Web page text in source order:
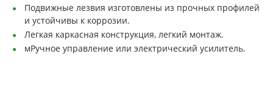
Подвижные лезвия изготовлены из прочных профилей
и устойчивы к коррозии.
Легкая каркасная конструкция, легкий монтаж.
мРучное управление или электрический усилитель.